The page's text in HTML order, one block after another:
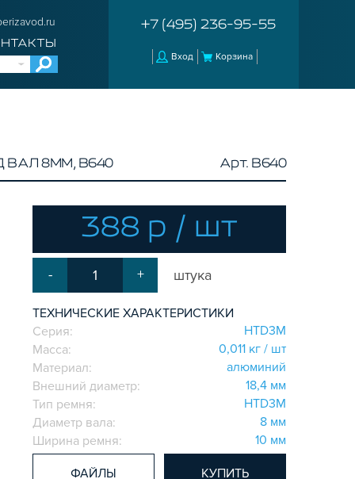
+7 (495) 236-95-55
Вход Корзина
8ММ, B640 Арт. B640
388 р / шт
- + штука
ТЕХНИЧЕСКИЕ ХАРАКТЕРИСТИКИ
Серия:
HTD3M
Масса:
0,011 кг / шт
Материал:
aлюминий
Внешний диаметр:
18,4 мм
Тип ремня:
HTD3M
Диаметр вала:
8 мм
Ширина ремня:
10 мм
ФАЙЛЫ КУПИТЬ